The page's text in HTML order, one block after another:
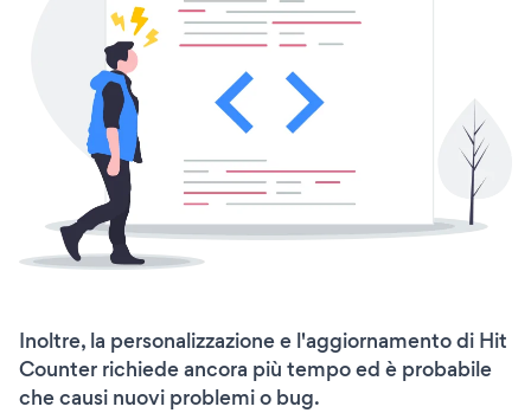
Inoltre, la personalizzazione e l'aggiornamento di Hit
Counter richiede ancora più tempo ed è probabile
che causi nuovi problemi o bug.